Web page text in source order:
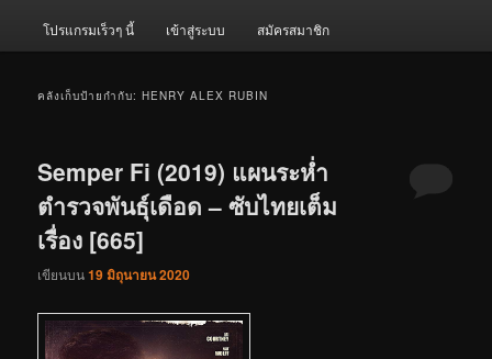
โปรแกรมเร็วๆ นี้ เข้าสู่ระบบ สมัครสมาชิก
คลังเก็บป้ายกำกับ:HENRY ALEX RUBIN
Semper Fi (2019) แผนระห่ำ
ตำรวจพันธุ์เดือด – ซับไทยเต็ม
เรื่อง [665]
เขียนบน19 มิถุนายน 2020